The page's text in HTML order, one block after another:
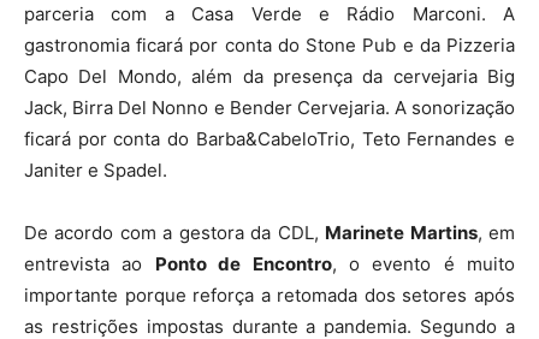
parceria com a Casa Verde e Rádio Marconi. A
gastronomia ficará por conta do Stone Pub e da Pizzeria
Capo Del Mondo, além da presença da cervejaria Big
Jack, Birra Del Nonno e Bender Cervejaria. A sonorização
ficará por conta do Barba&CabeloTrio, Teto Fernandes e
Janiter e Spadel.
De acordo com a gestora da CDL, Marinete Martins, em
entrevista ao Ponto de Encontro, o evento é muito
importante porque reforça a retomada dos setores após
as restrições impostas durante a pandemia. Segundo a